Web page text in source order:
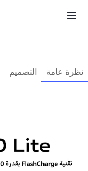
نظرة عامة التصميم